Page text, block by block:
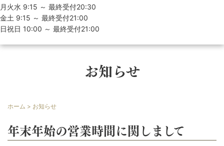
月火水 9:15 ～ 最終受付20:30
金土 9:15 ～ 最終受付21:00
日祝日 10:00 ～ 最終受付21:00
お知らせ
ホーム > お知らせ
年末年始の営業時間に関しまして